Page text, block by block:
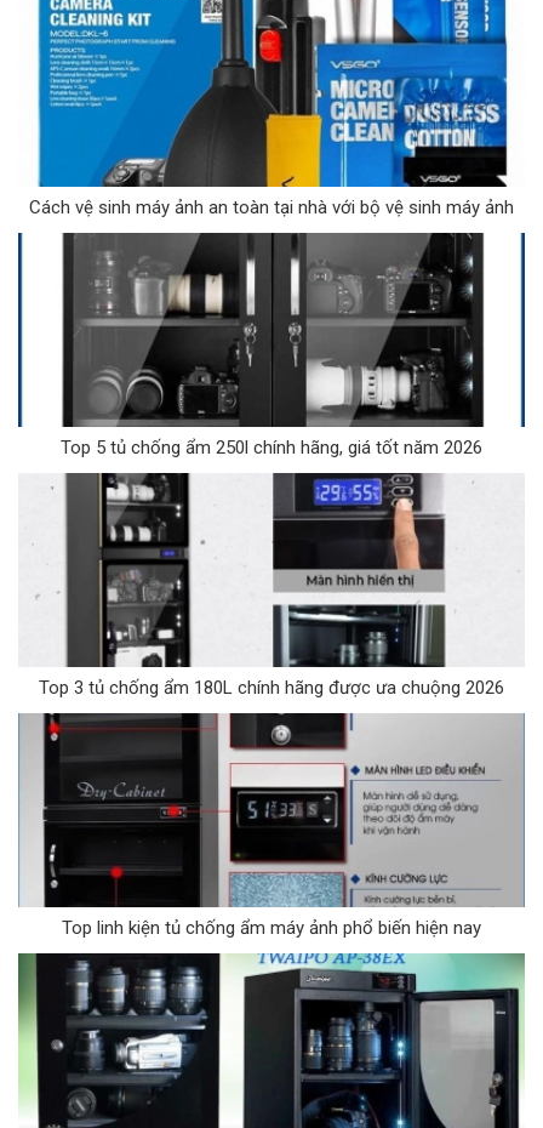
Cách vệ sinh máy ảnh an toàn tại nhà với bộ vệ sinh máy ảnh
Top 5 tủ chống ẩm 250l chính hãng, giá tốt năm 2026
Top 3 tủ chống ẩm 180L chính hãng được ưa chuộng 2026
Top linh kiện tủ chống ẩm máy ảnh phổ biến hiện nay